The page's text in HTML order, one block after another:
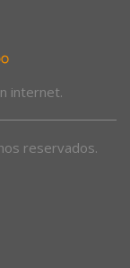
internet.
reservados.